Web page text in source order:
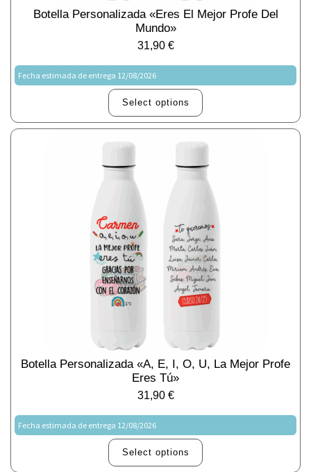
Botella Personalizada «Eres El Mejor Profe Del
Mundo»
31,90 €
Fecha estimada de entrega 12/08/2026
Select options
Botella Personalizada «a, E, I, O, U, La Mejor Profe
Eres Tú»
31,90 €
Fecha estimada de entrega 12/08/2026
Select options